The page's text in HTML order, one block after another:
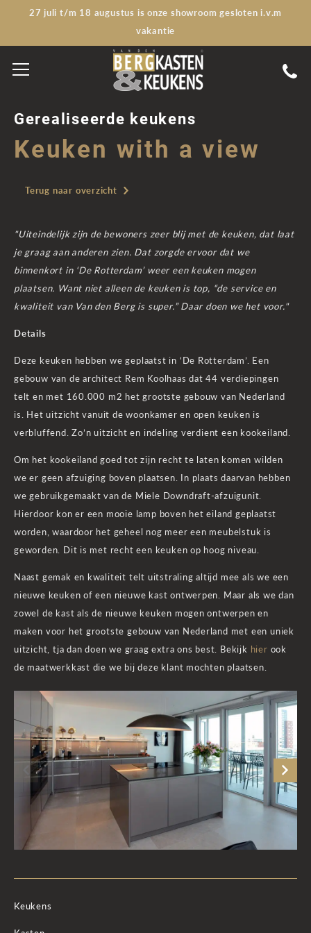
27 juli t/m 18 augustus is onze showroom gesloten i.v.m
vakantie
Gerealiseerde keukens
Keuken with a view
Terug naar overzicht
"Uiteindelijk zijn de bewoners zeer blij met de keuken, dat laat
je graag aan anderen zien. Dat zorgde ervoor dat we
binnenkort in ‘De Rotterdam’ weer een keuken mogen
plaatsen. Want niet alleen de keuken is top, “de service en
kwaliteit van Van den Berg is super.” Daar doen we het voor."
Details
Deze keuken hebben we geplaatst in ‘De Rotterdam’. Een
gebouw van de architect Rem Koolhaas dat 44 verdiepingen
telt en met 160.000 m2 het grootste gebouw van Nederland
is. Het uitzicht vanuit de woonkamer en open keuken is
verbluffend. Zo’n uitzicht en indeling verdient een kookeiland.
Om het kookeiland goed tot zijn recht te laten komen wilden
we er geen afzuiging boven plaatsen. In plaats daarvan hebben
we gebruikgemaakt van de Miele Downdraft-afzuigunit.
Hierdoor kon er een mooie lamp boven het eiland geplaatst
worden, waardoor het geheel nog meer een meubelstuk is
geworden. Dit is met recht een keuken op hoog niveau.
Naast gemak en kwaliteit telt uitstraling altijd mee als we een
nieuwe keuken of een nieuwe kast ontwerpen. Maar als we dan
zowel de kast als de nieuwe keuken mogen ontwerpen en
maken voor het grootste gebouw van Nederland met een uniek
uitzicht, tja dan doen we graag extra ons best. Bekijk hier ook
de maatwerkkast die we bij deze klant mochten plaatsen.
Keukens